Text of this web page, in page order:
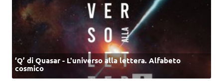
‘Q’ di Quasar - L'universo alla lettera. Alfabeto
cosmico